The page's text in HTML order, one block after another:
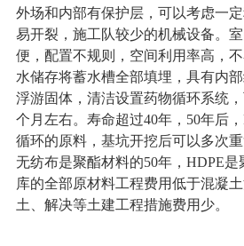
外场和内部有保护层，可以考虑一
易开裂，施工队较少的机械设备。
便，配置不规则，空间利用率高，
水储存将蓄水槽全部填埋，具有内
浮游固体，清洁设置药物循环系统
个月左右。寿命超过40年，50年后
循环的原料，基坑开挖后可以多次
无纺布是聚酯材料的50年，HDPE是
库的全部原材料工程费用低于混凝
土、解决等土建工程措施费用少。